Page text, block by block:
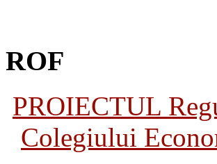
ROF
PROIECTUL
Colegiului